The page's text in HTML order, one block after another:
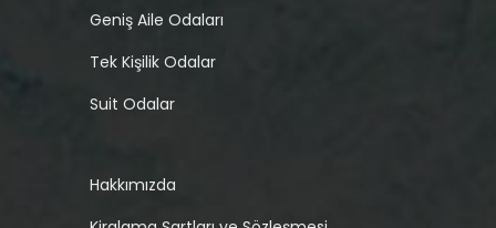
Geniş Aile Odaları
Tek Kişilik Odalar
Suit Odalar
Hakkımızda